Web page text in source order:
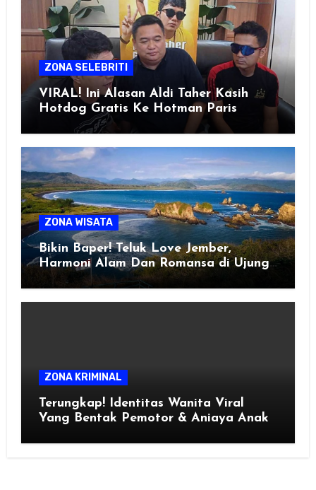
ZONA SELEBRITI
VIRAL! Ini Alasan Aldi Taher Kasih
Hotdog Gratis Ke Hotman Paris
ZONA WISATA
Bikin Baper! Teluk Love Jember,
Harmoni Alam Dan Romansa di Ujung
Selatan Jawa
ZONA KRIMINAL
Terungkap! Identitas Wanita Viral
Yang Bentak Pemotor & Aniaya Anak